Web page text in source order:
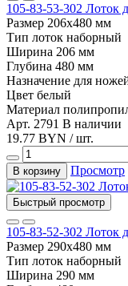
105-83-53-302
Размер 206х480 мм
Тип лоток наборный
Ширина 206 мм
Глубина 480 мм
Назначение для
Цвет белый
Материал
Арт. 2791 В наличии
19.77 BYN / шт.
В корзину Просмотр
Быстрый просмотр
105-83-52-302
Размер 290х480 мм
Тип лоток наборный
Ширина 290 мм